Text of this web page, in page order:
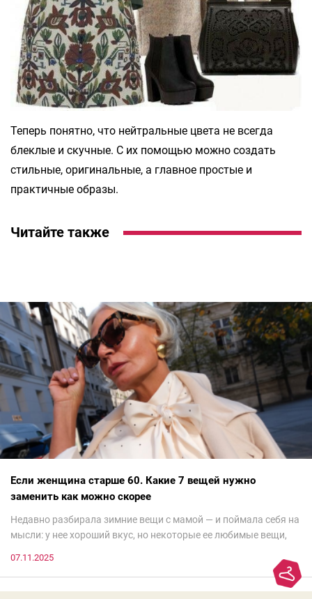
Теперь понятно, что нейтральные цвета не всегда
блеклые и скучные. С их помощью можно создать
стильные, оригинальные, а главное простые и
практичные образы.
Читайте также
Если женщина старше 60. Какие 7 вещей нужно
заменить как можно скорее
Недавно разбирала зимние вещи с мамой — и поймала себя на
мысли: у нее хороший вкус, но некоторые ее любимые вещи,
моды. Вовсе нет.Проблема в том, что сама мода сделала шаг
07.11.2025